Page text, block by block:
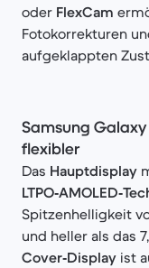
oder FlexCam
Fotokorrekturen
aufgeklappten
Samsung Galaxy
flexibler
Das Hauptdisplay
Spitzenhelligkeit
und heller als das
Cover‑Display ist